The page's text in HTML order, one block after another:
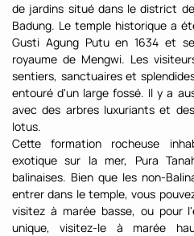
de jardins situé dans le district
Badung. Le temple historique a
Gusti Agung Putu en 1634 et
royaume de Mengwi. Les
sentiers, sanctuaires et
entouré d'un large fossé. Il y a
avec des arbres luxuriants et
lotus.
Cette formation rocheuse
exotique sur la mer, Pura
balinaises. Bien que les non-
entrer dans le temple, vous
visitez à marée basse, ou pour
unique, visitez-le à marée